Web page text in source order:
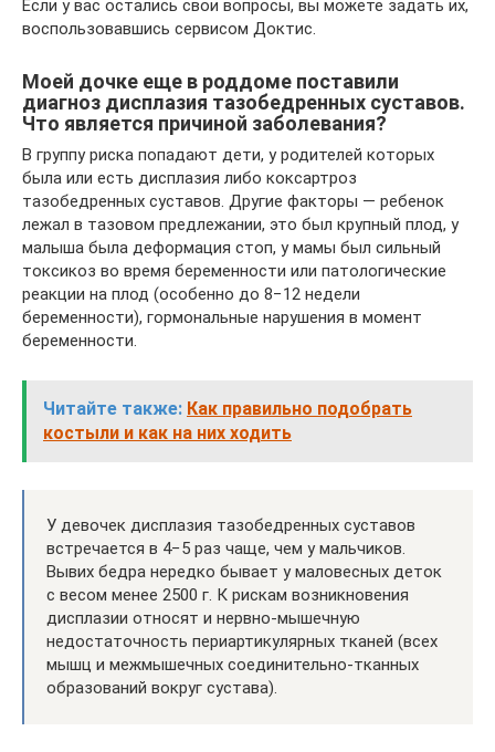
Если у вас остались свои вопросы, вы можете задать их,
воспользовавшись сервисом Доктис.
Моей дочке еще в роддоме поставили
диагноз дисплазия тазобедренных суставов.
Что является причиной заболевания?
В группу риска попадают дети, у родителей которых
была или есть дисплазия либо коксартроз
тазобедренных суставов. Другие факторы — ребенок
лежал в тазовом предлежании, это был крупный плод, у
малыша была деформация стоп, у мамы был сильный
токсикоз во время беременности или патологические
реакции на плод (особенно до 8−12 недели
беременности), гормональные нарушения в момент
беременности.
Читайте также: Как правильно подобрать
костыли и как на них ходить
У девочек дисплазия тазобедренных суставов
встречается в 4−5 раз чаще, чем у мальчиков.
Вывих бедра нередко бывает у маловесных деток
с весом менее 2500 г. К рискам возникновения
дисплазии относят и нервно-мышечную
недостаточность периартикулярных тканей (всех
мышц и межмышечных соединительно-тканных
образований вокруг сустава).